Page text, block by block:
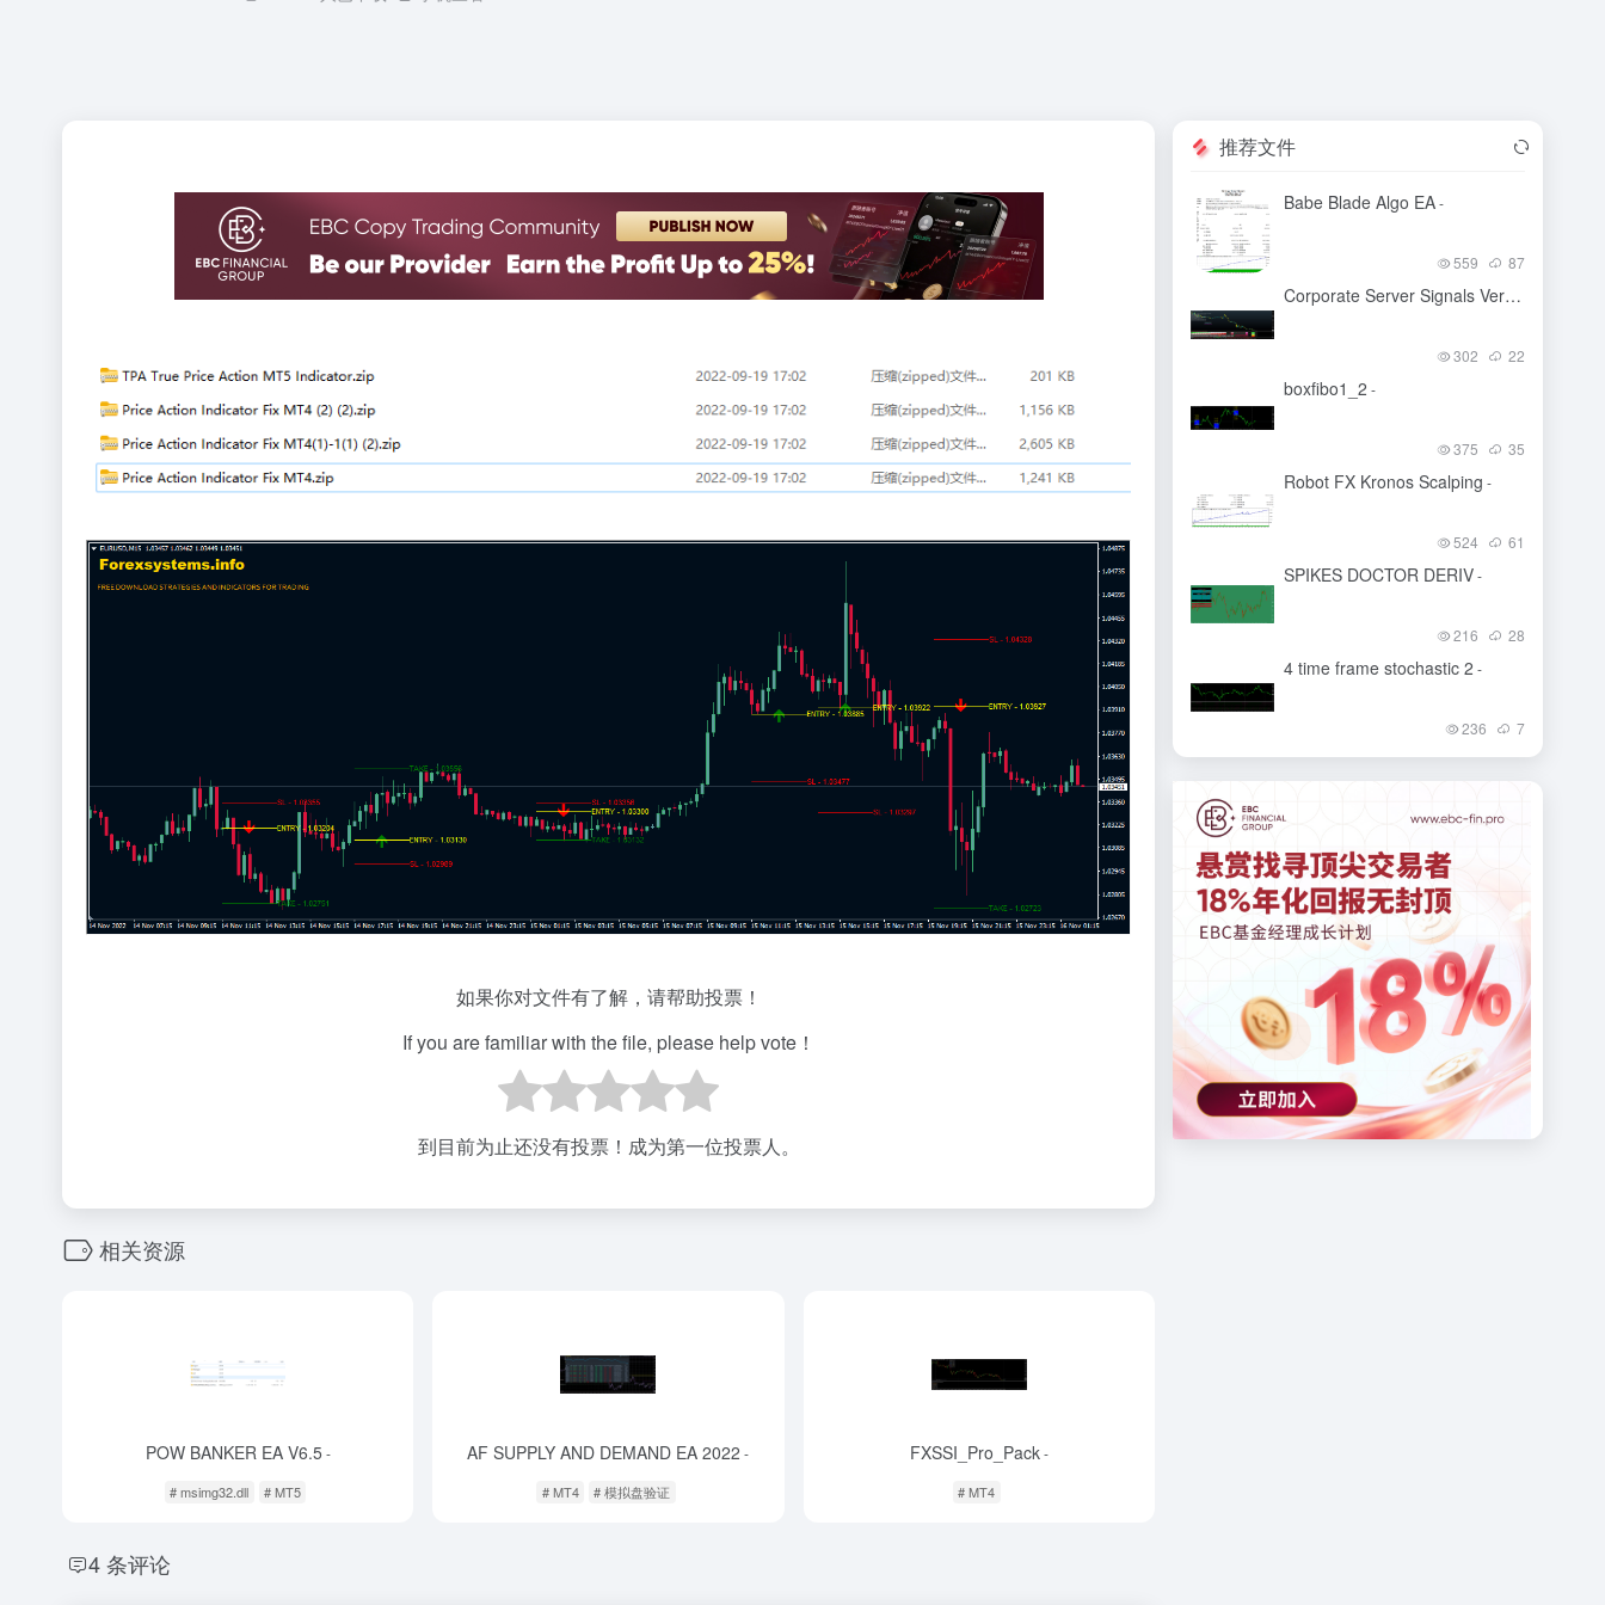
如果你对文件有了解，请帮助投票！
If you are familiar with the file, please help vote！
到目前为止还没有投票！成为第一位投票人。
相关资源
POW BANKER EA V6.5 -
# msimg32.dll # MT5
AF SUPPLY AND DEMAND EA 2022 -
# MT4 # 模拟盘验证
FXSSI_Pro_Pack-
# MT4
4 条评论
推荐文件
Babe Blade Algo EA-
559 87
Corporate Server Signals Version 5.22
302 22
boxfibo1_2 -
375 35
Robot FX Kronos Scalping -
524 61
SPIKES DOCTOR DERIV-
216 28
4 time frame stochastic 2 -
236 7